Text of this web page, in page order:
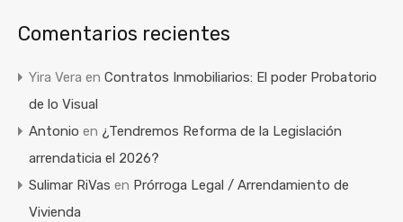
Comentarios recientes
Yira Vera en Contratos Inmobiliarios: El poder Probatorio
de lo Visual
Antonio en ¿Tendremos Reforma de la Legislación
arrendaticia el 2026?
Sulimar RiVas en Prórroga Legal / Arrendamiento de
Vivienda